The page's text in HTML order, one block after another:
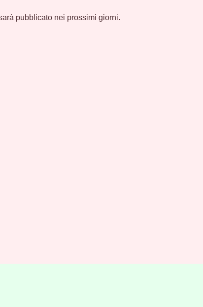
pubblicato nei prossimi giorni.